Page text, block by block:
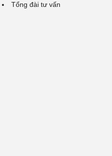
Tổng đài tư vấn